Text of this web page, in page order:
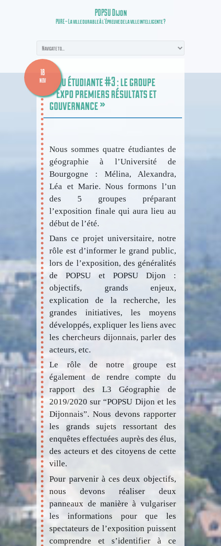
POPSU Dijon
PURE – La ville durable à l’épreuve de la ville intelligente ?
18
NOV
Actu étudiante #3 : le groupe
« Expo premiers résultats et
gouvernance »
Nous sommes quatre étudiantes de
géographie à l’Université de
Bourgogne : Mélina, Alexandra,
Léa et Marie. Nous formons l’un
des 5 groupes préparant
l’exposition finale qui aura lieu au
début de l’été.
Dans ce projet universitaire, notre
rôle est d’informer le grand public,
lors de l’exposition, des généralités
de POPSU et POPSU Dijon :
objectifs, grands enjeux,
explication de la recherche, les
grandes initiatives, les moyens
développés, expliquer les liens avec
les chercheurs dijonnais, parler des
acteurs, etc.
Le rôle de notre groupe est
également de rendre compte du
rapport des L3 Géographie de
2019/2020 sur “POPSU Dijon et les
Dijonnais”. Nous devons rapporter
les grands sujets ressortant des
enquêtes effectuées auprès des élus,
des acteurs et des citoyens de cette
ville.
Pour parvenir à ces deux objectifs,
nous devons réaliser deux
panneaux de manière à vulgariser
les informations pour que les
spectateurs de l’exposition puissent
comprendre et s’identifier à ce